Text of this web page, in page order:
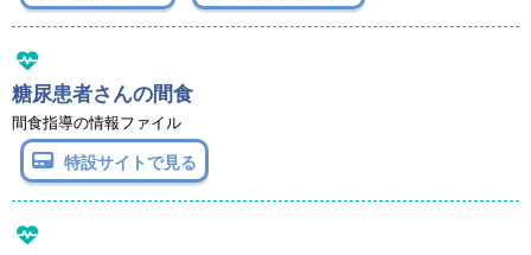
糖尿患者さんの間食
間食指導の情報ファイル
特設サイトで見る